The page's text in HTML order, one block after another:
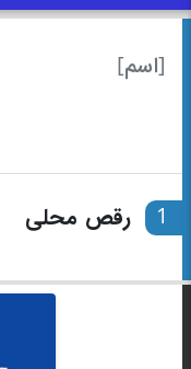
[اسم]
1 رقص محلی